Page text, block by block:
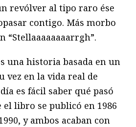
revólver al tipo raro ése
contigo. Más morbo
“Stellaaaaaaaarrgh”.
una historia basada en un
vez en la vida real de
es fácil saber qué pasó
el libro se publicó en 1986
y ambos acaban con